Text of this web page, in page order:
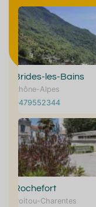
Brides-les-Bains
Rhône-Alpes
0479552344
Rochefort
Poitou-Charentes